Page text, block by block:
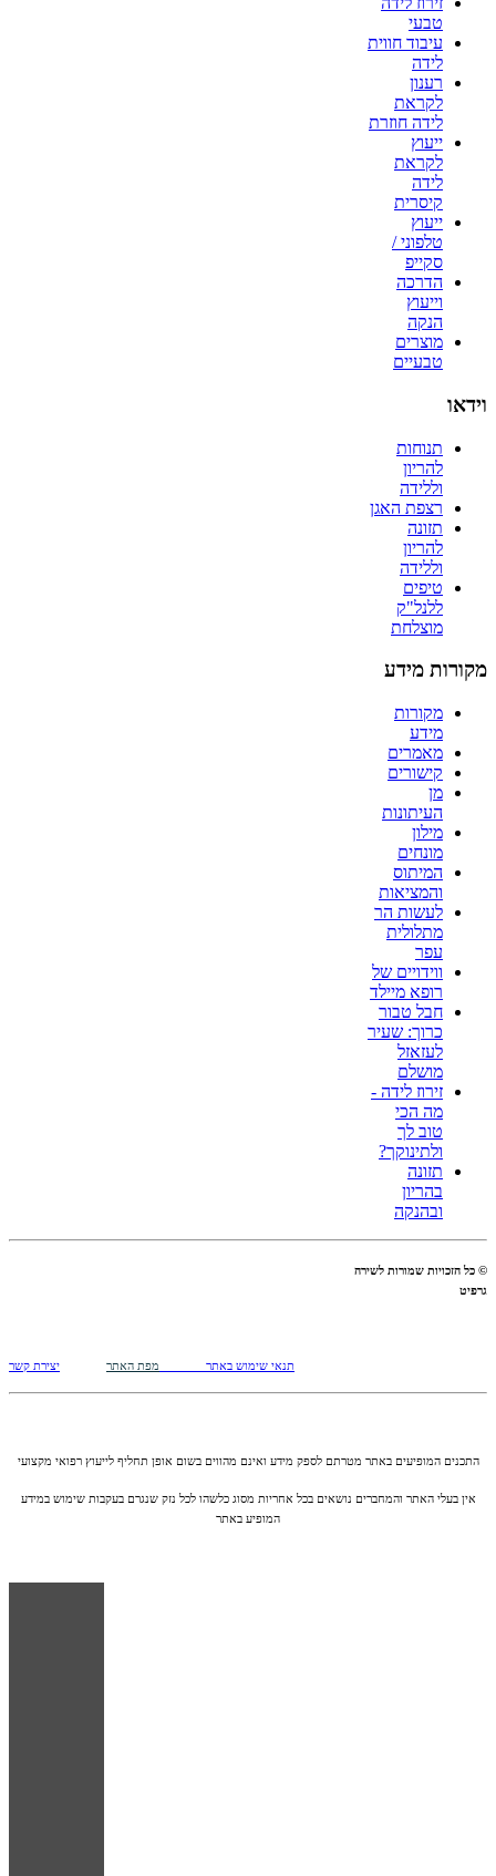
טבעי
עיבוד חווית
לידה
רענון
לקראת
לידה חוזרת
ייעוץ
לקראת
לידה
קיסרית
ייעוץ
טלפוני /
סקייפ
הדרכה
וייעוץ
הנקה
מוצרים
טבעיים
וידאו
תנוחות
להריון
וללידה
רצפת האגן
תזונה
להריון
וללידה
טיפים
ללנל"ק
מוצלחת
מקורות מידע
מקורות
מידע
מאמרים
קישורים
מן
העיתונות
מילון
מונחים
המיתוס
והמציאות
לעשות הר
מתלולית
עפר
ווידויים של
רופא מיילד
חבל טבור
כרוך: שעיר
לעזאזל
מושלם
זירוז לידה -
מה הכי
טוב לך
ולתינוקך?
תזונה
בהריון
ובהנקה
© כל הזכויות שמורות לשירה
גרפיט
תנאי שימוש באתר מפת האתר יצירת קשר
התכנים המופיעים באתר מטרתם לספק מידע ואינם מהווים בשום אופן תחליף לייעוץ רפואי מקצועי
אין בעלי האתר והמחברים נושאים בכל אחריות מסוג כלשהו לכל נזק שנגרם בעקבות שימוש במידע
המופיע באתר